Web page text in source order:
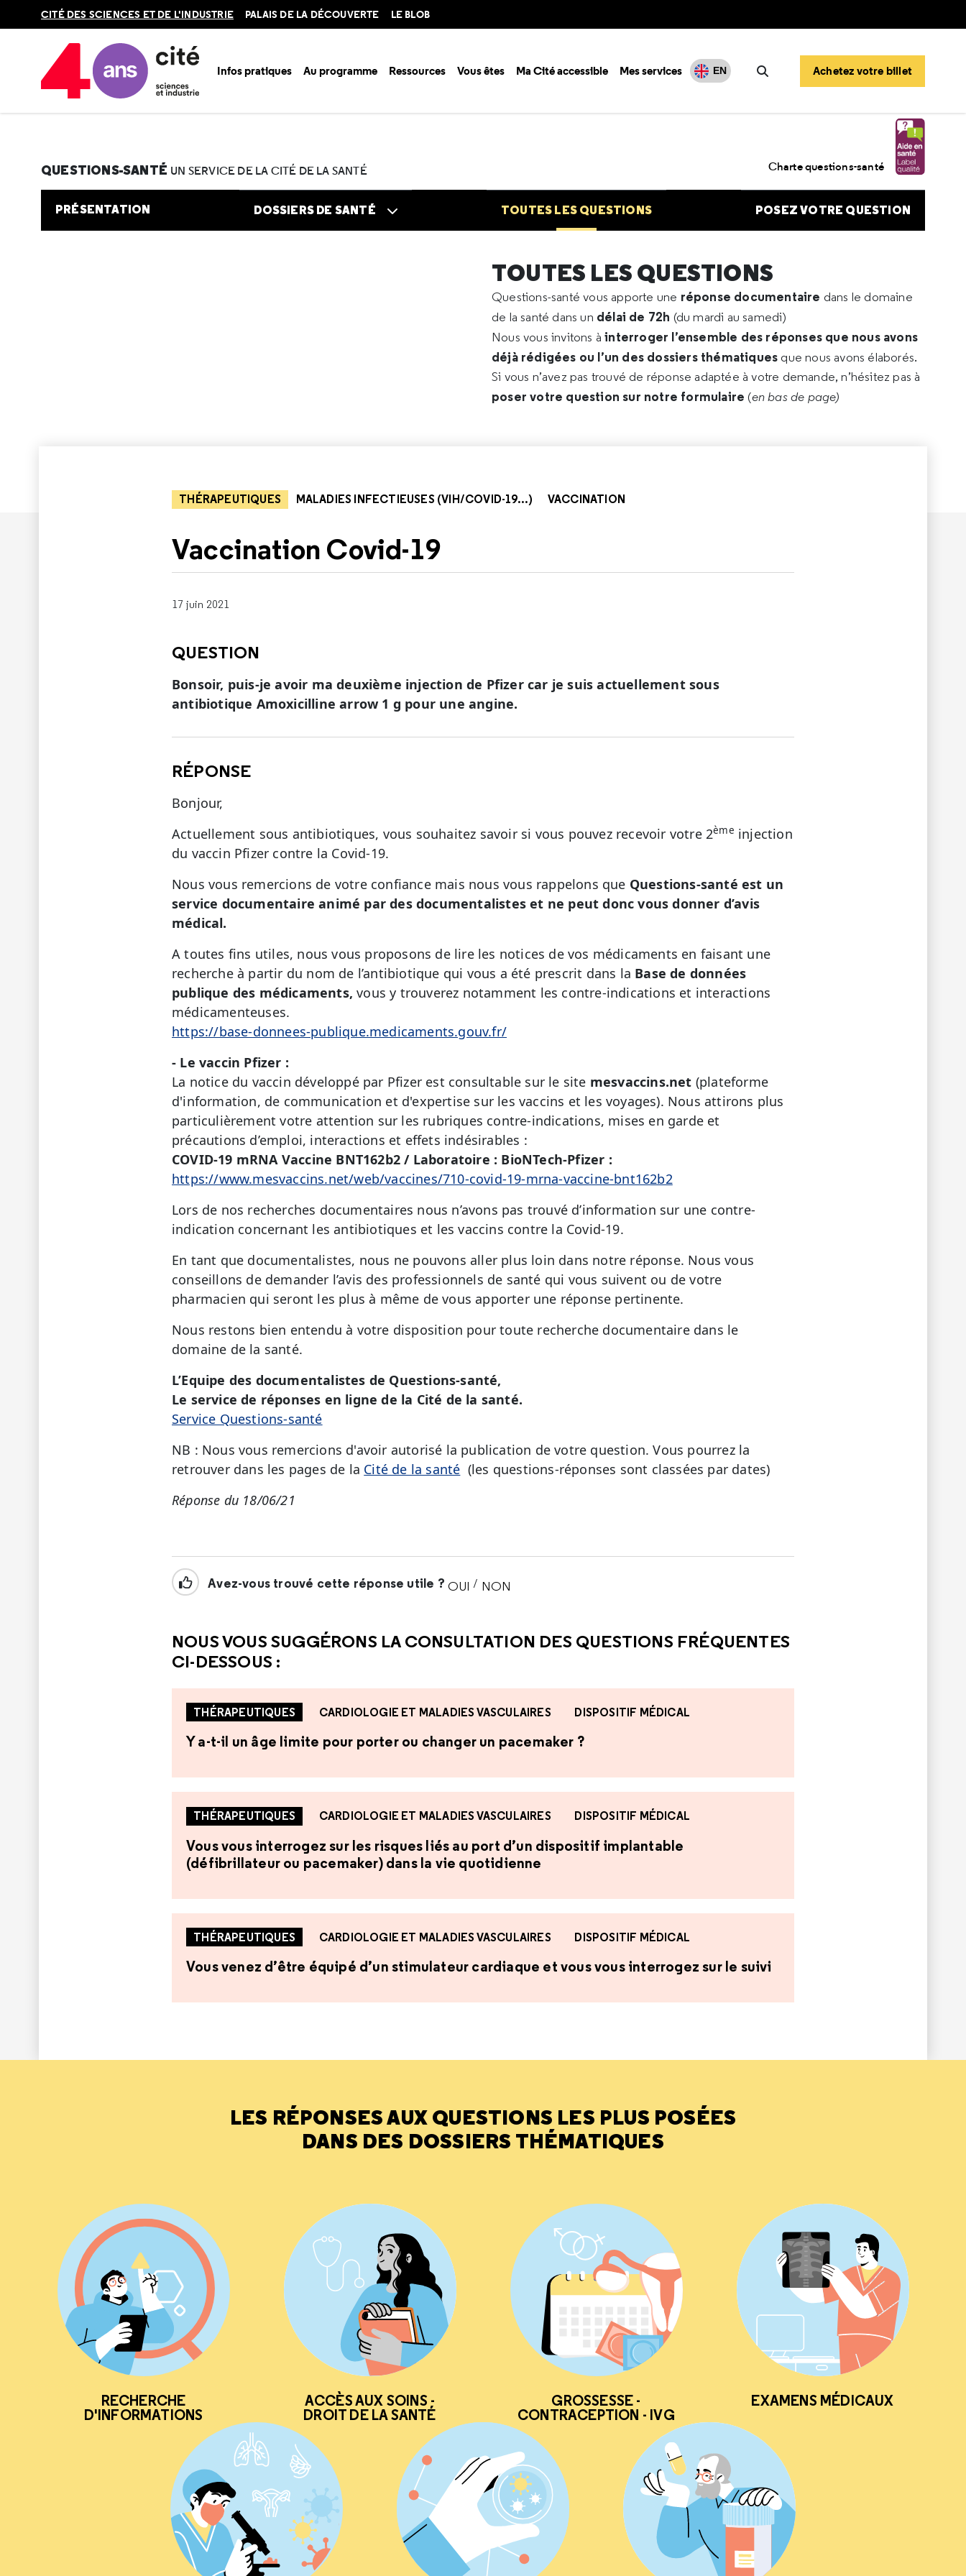
en
CITÉ DES SCIENCES ET DE L'INDUSTRIE PALAIS DE LA DÉCOUVERTE LE BLOB
Infos pratiques Au programme Ressources Vous êtes Ma Cité accessible Mes services EN
Rechercher
Achetez votre billet
Accueil Au programme
QUESTIONS-SANTÉ UN SERVICE DE LA CITÉ DE LA SANTÉ Charte questions-santé
PRÉSENTATION DOSSIERS DE SANTÉ TOUTES LES QUESTIONS POSEZ VOTRE QUESTION
TOUTES LES QUESTIONS
Questions-santé vous apporte une réponse documentaire dans le domaine
de la santé dans un délai de 72h (du mardi au samedi)
Nous vous invitons àinterroger l’ensemble des réponses que nous avons
déjà rédigées ou l’un des dossiers thématiques que nous avons élaborés.
Si vous n’avez pas trouvé de réponse adaptée à votre demande, n’hésitez pas à
poser votre question sur notre formulaire (en bas de page)
THÉRAPEUTIQUES MALADIES INFECTIEUSES (VIH/COVID-19...) VACCINATION
Vaccination Covid-19
17 juin 2021
QUESTION
Bonsoir, puis-je avoir ma deuxième injection de Pfizer car je suis actuellement sous
antibiotique Amoxicilline arrow 1 g pour une angine.
RÉPONSE
Bonjour,
Actuellement sous antibiotiques, vous souhaitez savoir si vous pouvez recevoir votre 2ème injection
du vaccin Pfizer contre la Covid-19.
Nous vous remercions de votre confiance mais nous vous rappelons que Questions-santé est un
service documentaire animé par des documentalistes et ne peut donc vous donner d’avis
médical.
A toutes fins utiles, nous vous proposons de lire les notices de vos médicaments en faisant une
recherche à partir du nom de l’antibiotique qui vous a été prescrit dans la Base de données
publique des médicaments, vous y trouverez notamment les contre-indications et interactions
médicamenteuses.
https://base-donnees-publique.medicaments.gouv.fr/
- Le vaccin Pfizer :
La notice du vaccin développé par Pfizer est consultable sur le site mesvaccins.net (plateforme
d'information, de communication et d'expertise sur les vaccins et les voyages). Nous attirons plus
particulièrement votre attention sur les rubriques contre-indications, mises en garde et
précautions d’emploi, interactions et effets indésirables :
COVID-19 mRNA Vaccine BNT162b2 / Laboratoire : BioNTech-Pfizer :
https://www.mesvaccins.net/web/vaccines/710-covid-19-mrna-vaccine-bnt162b2
Lors de nos recherches documentaires nous n’avons pas trouvé d’information sur une contre-
indication concernant les antibiotiques et les vaccins contre la Covid-19.
En tant que documentalistes, nous ne pouvons aller plus loin dans notre réponse. Nous vous
conseillons de demander l’avis des professionnels de santé qui vous suivent ou de votre
pharmacien qui seront les plus à même de vous apporter une réponse pertinente.
Nous restons bien entendu à votre disposition pour toute recherche documentaire dans le
domaine de la santé.
L’Equipe des documentalistes de Questions-santé,
Le service de réponses en ligne de la Cité de la santé.
Service Questions-santé
NB : Nous vous remercions d'avoir autorisé la publication de votre question. Vous pourrez la
retrouver dans les pages de la Cité de la santé (les questions-réponses sont classées par dates)
Réponse du 18/06/21
Avez-vous trouvé cette réponse utile ? OUI / NON
NOUS VOUS SUGGÉRONS LA CONSULTATION DES QUESTIONS FRÉQUENTES
CI-DESSOUS :
THÉRAPEUTIQUES CARDIOLOGIE ET MALADIES VASCULAIRES DISPOSITIF MÉDICAL
Y a-t-il un âge limite pour porter ou changer un pacemaker ?
THÉRAPEUTIQUES CARDIOLOGIE ET MALADIES VASCULAIRES DISPOSITIF MÉDICAL
Vous vous interrogez sur les risques liés au port d’un dispositif implantable
(défibrillateur ou pacemaker) dans la vie quotidienne
THÉRAPEUTIQUES CARDIOLOGIE ET MALADIES VASCULAIRES DISPOSITIF MÉDICAL
Vous venez d’être équipé d’un stimulateur cardiaque et vous vous interrogez sur le suivi
LES RÉPONSES AUX QUESTIONS LES PLUS POSÉES
DANS DES DOSSIERS THÉMATIQUES
RECHERCHE
D'INFORMATIONS
ACCÈS AUX SOINS -
DROIT DE LA SANTÉ
GROSSESSE -
CONTRACEPTION - IVG
EXAMENS MÉDICAUX